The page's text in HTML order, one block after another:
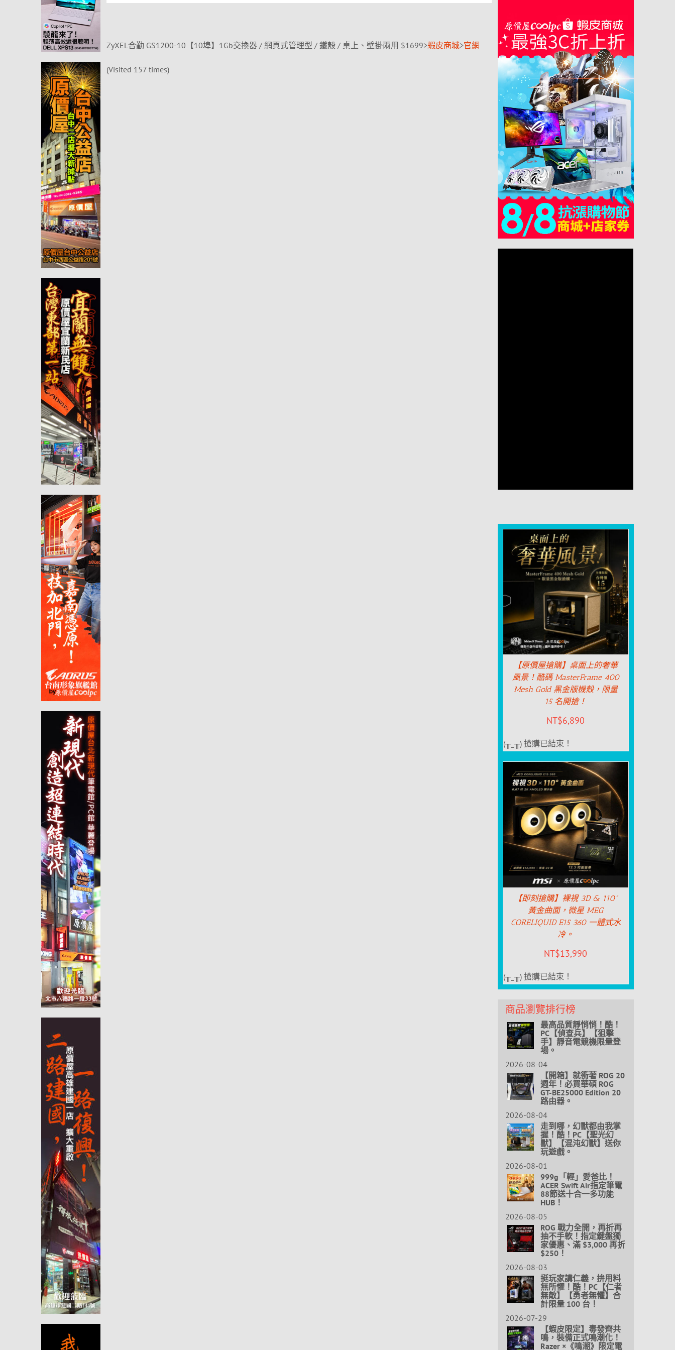
ZyXEL合勤 GS1200-10【10埠】1Gb交換器 / 網頁式管理型 / 鐵殼 / 桌上、壁掛兩用 $1699>蝦皮商城>官網
(Visited 157 times)
【原價屋搶購】桌面上的奢華
風景！酷碼 MasterFrame 400
Mesh Gold 黑金版機殼，限量
15 名開搶！
NT$6,890
(╥_╥) 搶購已結束！
【即刻搶購】裸視 3D & 110°
黃金曲面，微星 MEG
CORELIQUID E15 360 一體式水
冷。
NT$13,990
(╥_╥) 搶購已結束！
商品瀏覽排行榜
最高品質靜悄悄！酷！
PC【偵查兵】【狙擊
手】靜音電競機限量登
場。
2026-08-04
【開箱】就衝著 ROG 20
週年！必買華碩 ROG
GT-BE25000 Edition 20
路由器。
2026-08-04
走到哪，幻獸都由我掌
握！酷！PC【聖光幻
獸】【混沌幻獸】送你
玩遊戲。
2026-08-01
999g「輕」愛爸比！
ACER Swift Air指定筆電
88節送十合一多功能
HUB！
2026-08-05
ROG 戰力全開，再折再
抽不手軟！指定鍵盤獨
家優惠、滿 $3,000 再折
$250！
2026-08-03
挺玩家講仁義，拚用料
無所懼！酷！PC【仁者
無敵】【勇者無懼】合
計限量 100 台！
2026-07-29
【蝦皮限定】毒發齊共
鳴，裝備正式鳴潮化！
Razer ×《鳴潮》限定電